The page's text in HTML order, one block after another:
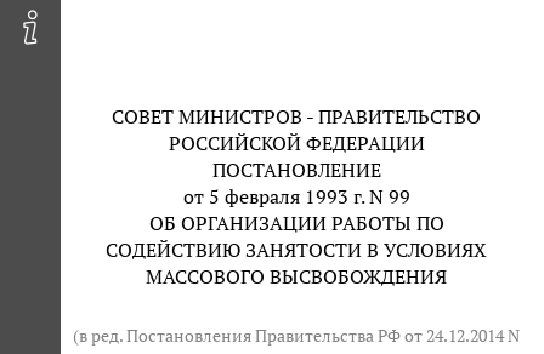
СОВЕТ МИНИСТРОВ - ПРАВИТЕЛЬСТВО
РОССИЙСКОЙ ФЕДЕРАЦИИ
ПОСТАНОВЛЕНИЕ
от 5 февраля 1993 г. N 99
ОБ ОРГАНИЗАЦИИ РАБОТЫ ПО
СОДЕЙСТВИЮ ЗАНЯТОСТИ В УСЛОВИЯХ
МАССОВОГО ВЫСВОБОЖДЕНИЯ
(в ред. Постановления Правительства РФ от 24.12.2014 N